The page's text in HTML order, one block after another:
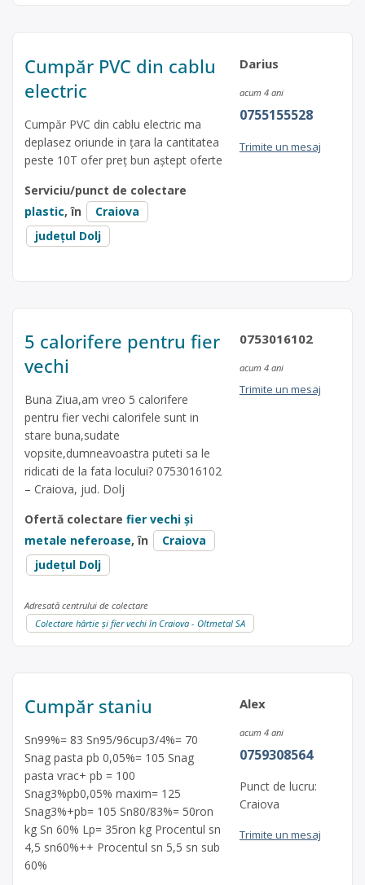
Cumpăr PVC din cablu
electric
Cumpăr PVC din cablu electric ma
deplasez oriunde in țara la cantitatea
peste 10T ofer preț bun aștept oferte
Serviciu/punct de colectare
plastic, în
Craiova
județul Dolj
Darius
acum 4 ani
0755155528
Trimite un mesaj
5 calorifere pentru fier
vechi
Buna Ziua,am vreo 5 calorifere
pentru fier vechi calorifele sunt in
stare buna,sudate
vopsite,dumneavoastra puteti sa le
ridicati de la fata locului? 0753016102
– Craiova, jud. Dolj
Ofertă colectare fier vechi și
metale neferoase, în
Craiova
județul Dolj
0753016102
acum 4 ani
Trimite un mesaj
Adresată centrului de colectare
Colectare hârtie și fier vechi în Craiova - Oltmetal SA
Cumpăr staniu
Sn99%= 83 Sn95/96cup3/4%= 70
Snag pasta pb 0,05%= 105 Snag
pasta vrac+ pb = 100
Snag3%pb0,05% maxim= 125
Snag3%+pb= 105 Sn80/83%= 50ron
kg Sn 60% Lp= 35ron kg Procentul sn
4,5 sn60%++ Procentul sn 5,5 sn sub
60%
Alex
acum 4 ani
0759308564
Punct de lucru:
Craiova
Trimite un mesaj